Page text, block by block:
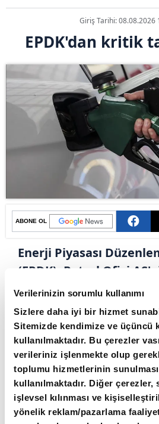
Verilerinizin sorumlu kullanımı
Sizlere daha iyi bir hizmet
Sitemizde kendimize ve üçüncü
kullanılmaktadır. Bu çerezler
verileriniz işlenmekte olup
toplumu hizmetlerinin sunulması
kullanılmaktadır. Diğer çerezler,
işlevsel kılınması ve
yönelik reklam/pazarlama
Giriş Tarihi: 08.08.2026
EPDK'dan kritik
ABONE OL
Enerji Piyasası
(EPDK), Petrol Ofisi
Antalya ve Kırıkkale
Yarımca LPG Depolama
depolama ve iletim
ederek onayladı. Yeni
hizmet bedelleri
belirlenirken, belirli
sürelerde depolama ve
şirketlere indirimler